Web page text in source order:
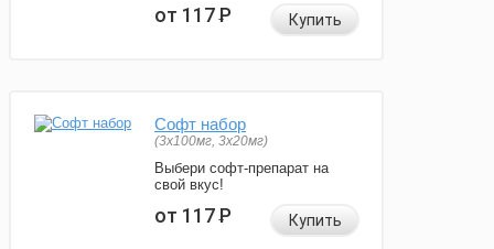
от 117Р Купить
Софт набор
(3x100мг, 3x20мг)
Выбери софт-препарат на
свой вкус!
от 117Р Купить